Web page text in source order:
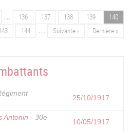
… Page
136 Page
137 Page
138 Page
139 Page
140
Page
144 …
Page
Suivante ›
Dernière
Dernière »
25/10/1917
Antonin - 30e
10/05/1917